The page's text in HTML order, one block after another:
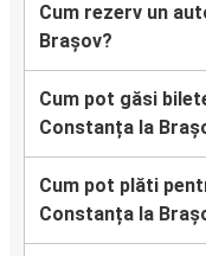
Cum rezerv un
Brașov?
Cum pot găsi
Constanța la
Cum pot plăti
Constanța la